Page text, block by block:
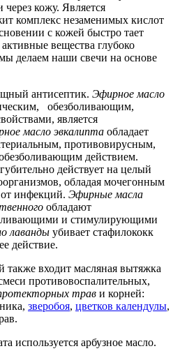
кожу. Является
комплекс незаменимых кислот
с кожей быстро тает
вещества глубоко
делаем наши свечи на основе
антисептик. Эфирное масло
обезболивающим,
является
масло эвкалипта обладает
противовирусным,
действием.
губительно действует на целый
обладая мочегонным
инфекций. Эфирные масла
обладают
и стимулирующими
лаванды убивает стафилококк
действие.
также входит масляная вытяжка
противовоспалительных,
трав и корней:
зверобоя, цветков календулы,
используется арбузное масло.